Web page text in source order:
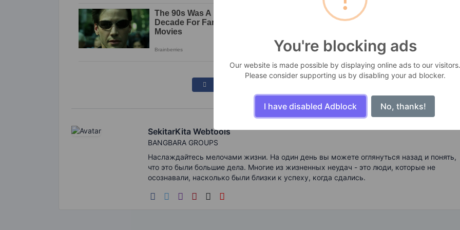
SekitarKita Webtools
BANGBARA GROUPS
Наслаждайтесь мелочами жизни. На один день вы можете оглянуться назад и понять,
что это были большие дела. Многие из жизненных неудач - это люди, которые не
осознавали, насколько были близки к успеху, когда сдались.
You're blocking ads
Our website is made possible by displaying online ads to our visitors.
Please consider supporting us by disabling your ad blocker.
I have disabled Adblock No, thanks!